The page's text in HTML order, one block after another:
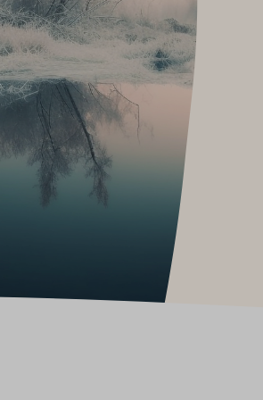
Funktionskosmetik
Baldini Naturkosmetik